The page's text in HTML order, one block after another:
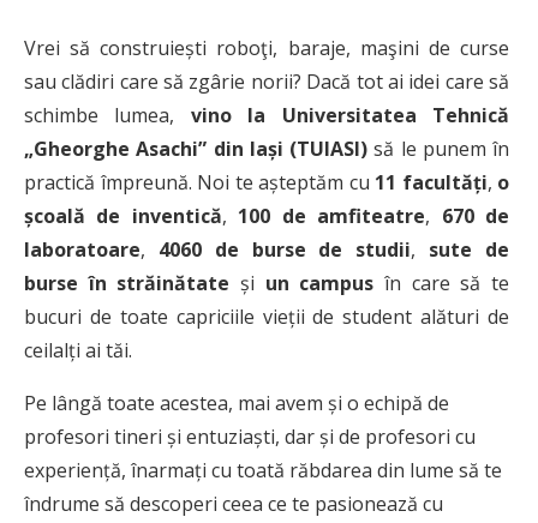
Vrei să construiești roboţi, baraje, maşini de curse
sau clădiri care să zgârie norii? Dacă tot ai idei care să
schimbe lumea, vino la Universitatea Tehnică
„Gheorghe Asachi” din Iași (TUIASI) să le punem în
practică împreună. Noi te așteptăm cu 11 facultăți, o
școală de inventică, 100 de amfiteatre, 670 de
laboratoare, 4060 de burse de studii, sute de
burse în străinătate și un campus în care să te
bucuri de toate capriciile vieții de student alături de
ceilalți ai tăi.
Pe lângă toate acestea, mai avem și o echipă de
profesori tineri și entuziaști, dar și de profesori cu
experiență, înarmați cu toată răbdarea din lume să te
îndrume să descoperi ceea ce te pasionează cu